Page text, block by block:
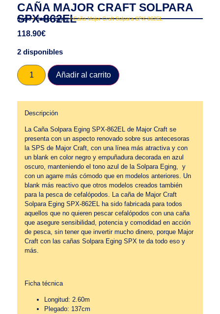
CAÑA MAJOR CRAFT SOLPARA
SPX-862EL
Inicio/Cañas Eging/ Caña Major Craft Solpara SPX-862EL
118.90€
2 disponibles
Añadir al carrito
Descripción
La Caña Solpara Eging SPX-862EL de Major Craft se
presenta con un aspecto renovado sobre sus antecesoras
la SPS de Major Craft, con una línea más atractiva y con
un blank en color negro y empuñadura decorada en azul
oscuro, manteniendo el tono azul de la Solpara Eging, y
con un agarre más cómodo que en modelos anteriores. Un
blank más reactivo que otros modelos creados también
para la pesca de cefalópodos. La caña de Major Craft
Solpara Eging SPX-862EL ha sido fabricada para todos
aquellos que no quieren pescar cefalópodos con una caña
que asegure sensibilidad, potencia y comodidad en acción
de pesca, sin tener que invertir mucho dinero, porque Major
Craft con las cañas Solpara Eging SPX te da todo eso y
más.
Ficha técnica
Longitud: 2.60m
Plegado: 137cm